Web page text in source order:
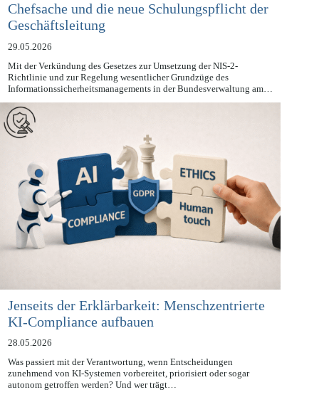
NIS2UmsuCG: Cybersicherheit als
Chefsache und die neue Schulungspflicht der
Geschäftsleitung
29.05.2026
Mit der Verkündung des Gesetzes zur Umsetzung der NIS-2-
Richtlinie und zur Regelung wesentlicher Grundzüge des
Informationssicherheitsmanagements in der Bundesverwaltung am…
Jenseits der Erklärbarkeit: Menschzentrierte
KI-Compliance aufbauen
28.05.2026
Was passiert mit der Verantwortung, wenn Entscheidungen
zunehmend von KI-Systemen vorbereitet, priorisiert oder sogar